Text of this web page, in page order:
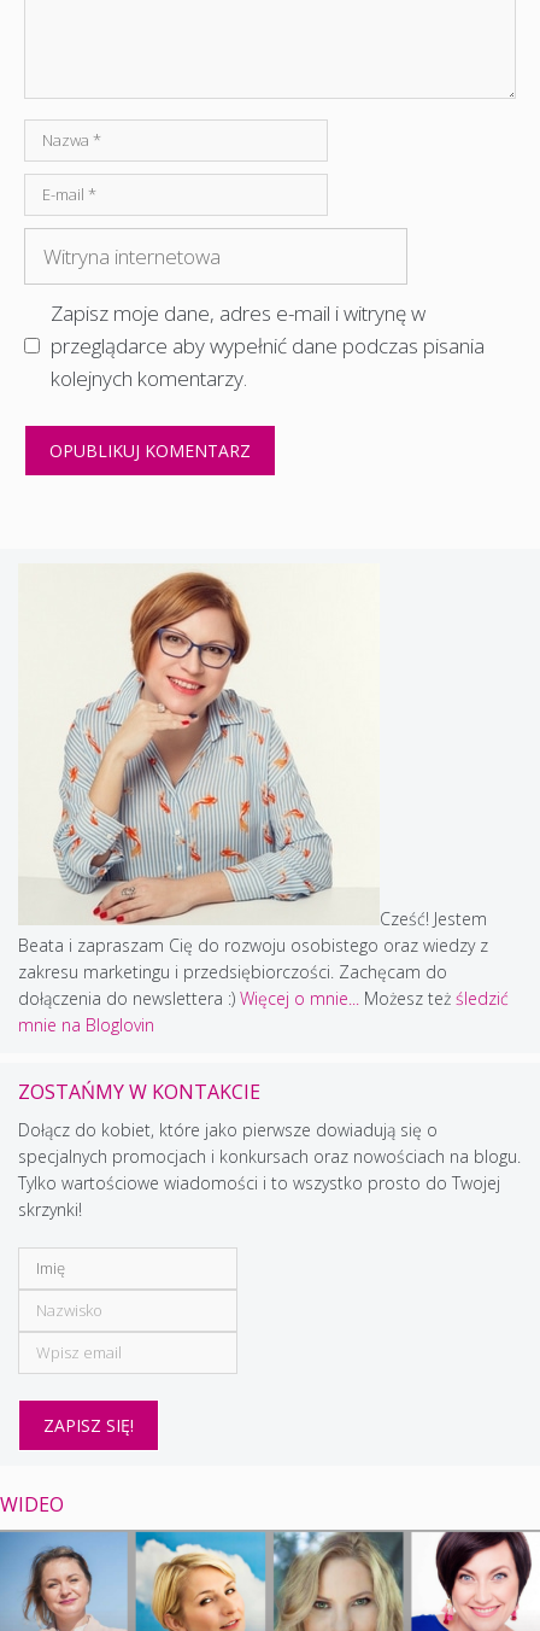
Nazwa
mail
internetowa
Zapisz moje dane, adres e-mail i witrynę w
przeglądarce aby wypełnić dane podczas pisania
kolejnych komentarzy.
Cześć! Jestem
Beata i zapraszam Cię do rozwoju osobistego oraz wiedzy z
zakresu marketingu i przedsiębiorczości. Zachęcam do
dołączenia do newslettera :) Więcej o mnie... Możesz też śledzić
mnie na Bloglovin
ZOSTAŃMY W KONTAKCIE
Dołącz do kobiet, które jako pierwsze dowiadują się o
specjalnych promocjach i konkursach oraz nowościach na blogu.
Tylko wartościowe wiadomości i to wszystko prosto do Twojej
skrzynki!
WIDEO